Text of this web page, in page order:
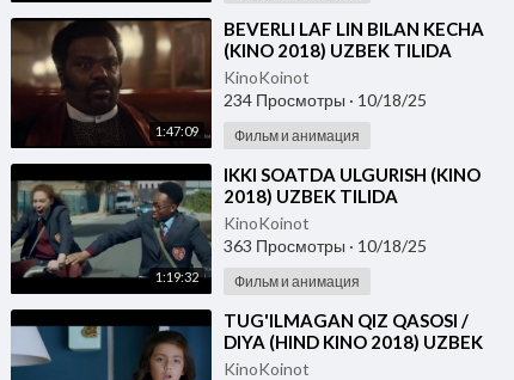
1:47:09
⁣BEVERLI LAF LIN BILAN KECHA
(KINO 2018) UZBEK TILIDA
KinoKoinot
234 Просмотры · 10/18/25
Фильм и анимация
1:19:32
⁣IKKI SOATDA ULGURISH (KINO
2018) UZBEK TILIDA
KinoKoinot
363 Просмотры · 10/18/25
Фильм и анимация
⁣TUG'ILMAGAN QIZ QASOSI /
DIYA (HIND KINO 2018) UZBEK
TILIDA
KinoKoinot